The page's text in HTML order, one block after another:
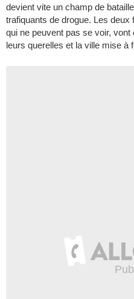
devient vite un champ de
trafiquants de drogue. Les
qui ne peuvent pas se voir,
leurs querelles et la ville mise à